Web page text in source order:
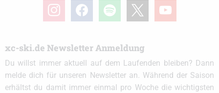
instagramfacebook spotify youtube
xc-ski.de Newsletter Anmeldung
Du willst immer aktuell auf dem Laufenden bleiben? Dann
melde dich für unseren Newsletter an. Während der Saison
erhältst du damit immer einmal pro Woche die wichtigsten